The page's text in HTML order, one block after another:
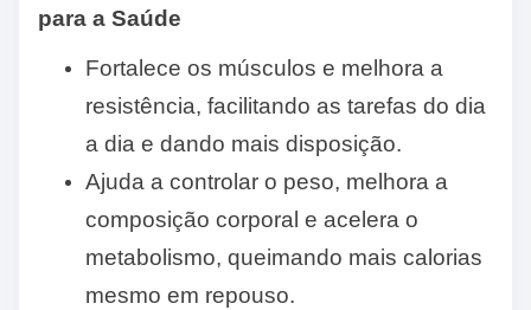
para a Saúde
Fortalece os músculos e melhora a
resistência, facilitando as tarefas do dia
a dia e dando mais disposição.
Ajuda a controlar o peso, melhora a
composição corporal e acelera o
metabolismo, queimando mais calorias
mesmo em repouso.